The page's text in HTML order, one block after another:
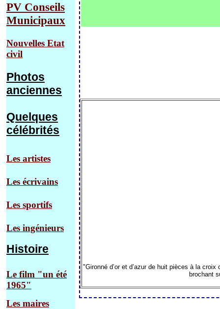
PV Conseils
Municipaux
Nouvelles Etat
civil
Photos
anciennes
Quelques
célébrités
Les artistes
Les écrivains
Les sportifs
Les ingénieurs
Histoire
Le film "un été
1965"
Les maires
"Gironné d’or et d’azur de huit pièces à la croix
brochant